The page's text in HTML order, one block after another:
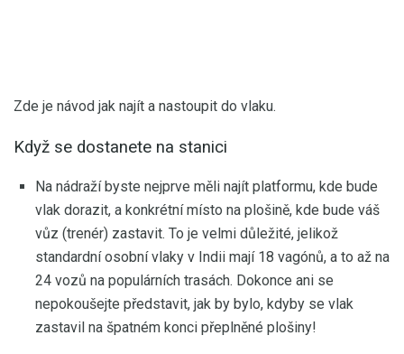
Zde je návod jak najít a nastoupit do vlaku.
Když se dostanete na stanici
Na nádraží byste nejprve měli najít platformu, kde bude
vlak dorazit, a konkrétní místo na plošině, kde bude váš
vůz (trenér) zastavit. To je velmi důležité, jelikož
standardní osobní vlaky v Indii mají 18 vagónů, a to až na
24 vozů na populárních trasách. Dokonce ani se
nepokoušejte představit, jak by bylo, kdyby se vlak
zastavil na špatném konci přeplněné plošiny!